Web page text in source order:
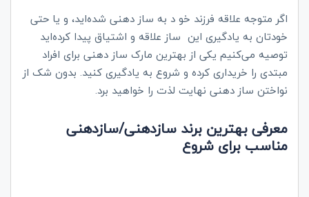
اگر متوجه علاقه فرزند خو د به ساز دهنی شده‌اید، و یا حتی
خودتان به یادگیری این ساز علاقه و اشتیاق پیدا کرده‌اید
توصیه می‌کنیم یکی از بهترین مار‌ک‌ ساز دهنی برای افراد
مبتدی را خریداری کرده و شروع به یادگیری کنید‌. بدون شک از
نواختن ساز دهنی نهایت لذت را خواهید برد.
معرفی بهترین برند سازدهنی/سازدهنی
مناسب برای شروع